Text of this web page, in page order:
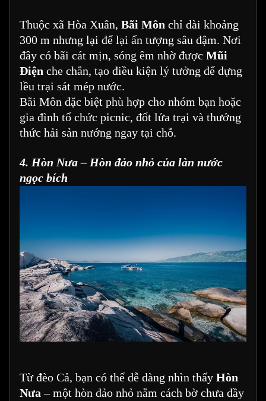
Thuộc xã Hòa Xuân, Bãi Môn chỉ dài khoảng
300 m nhưng lại để lại ấn tượng sâu đậm. Nơi
đây có bãi cát mịn, sóng êm nhờ được Mũi
Điện che chắn, tạo điều kiện lý tưởng để dựng
lều trại sát mép nước.
Bãi Môn đặc biệt phù hợp cho nhóm bạn hoặc
gia đình tổ chức picnic, đốt lửa trại và thưởng
thức hải sản nướng ngay tại chỗ.
4. Hòn Nưa – Hòn đảo nhỏ của làn nước
ngọc bích
Từ đèo Cả, bạn có thể dễ dàng nhìn thấy Hòn
Nưa – một hòn đảo nhỏ nằm cách bờ chưa đầy